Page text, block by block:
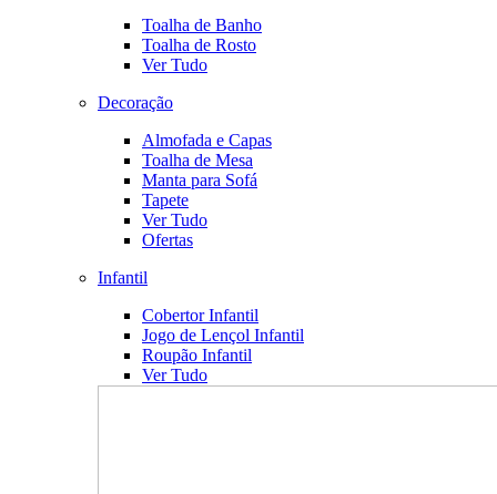
Toalha de Banho
Toalha de Rosto
Ver Tudo
Decoração
Almofada e Capas
Toalha de Mesa
Manta para Sofá
Tapete
Ver Tudo
Ofertas
Infantil
Cobertor Infantil
Jogo de Lençol Infantil
Roupão Infantil
Ver Tudo